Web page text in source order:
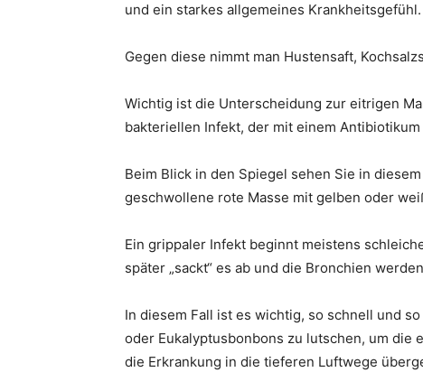
und ein starkes allgemeines Krankheitsgefühl.
Gegen diese nimmt man Hustensaft,
Wichtig ist die Unterscheidung zur eitrigen
bakteriellen Infekt, der mit einem
Beim Blick in den Spiegel sehen Sie in
geschwollene rote Masse mit gelben oder
Ein grippaler Infekt beginnt meistens
später „sackt“ es ab und die Bronchien
In diesem Fall ist es wichtig, so schnell und
oder Eukalyptusbonbons zu lutschen, um die
die Erkrankung in die tieferen Luftwege